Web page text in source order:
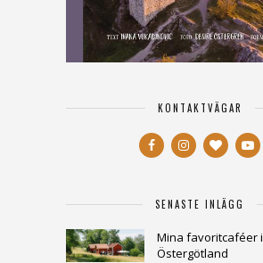
KONTAKTVÄGAR
SENASTE INLÄGG
Mina favoritcaféer i
Östergötland